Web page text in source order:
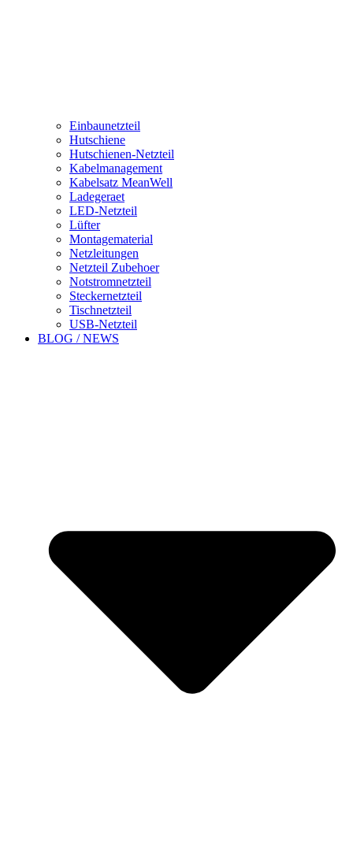
Einbaunetzteil
Hutschiene
Hutschienen-Netzteil
Kabelmanagement
Kabelsatz MeanWell
Ladegeraet
LED-Netzteil
Lüfter
Montagematerial
Netzleitungen
Netzteil Zubehoer
Notstromnetzteil
Steckernetzteil
Tischnetzteil
USB-Netzteil
BLOG / NEWS